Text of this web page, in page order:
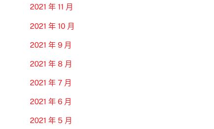
2021 年 11 月
2021 年 10 月
2021 年 9 月
2021 年 8 月
2021 年 7 月
2021 年 6 月
2021 年 5 月